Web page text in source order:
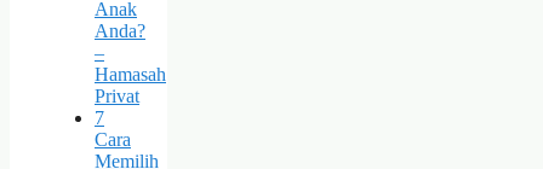
Anak
Anda?
–
Hamasah
Privat
7
Cara
Memilih